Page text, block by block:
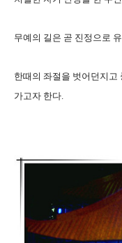
무예의 길은 곧 진정으로
한때의 좌절을 벗어던지고
가고자 한다.